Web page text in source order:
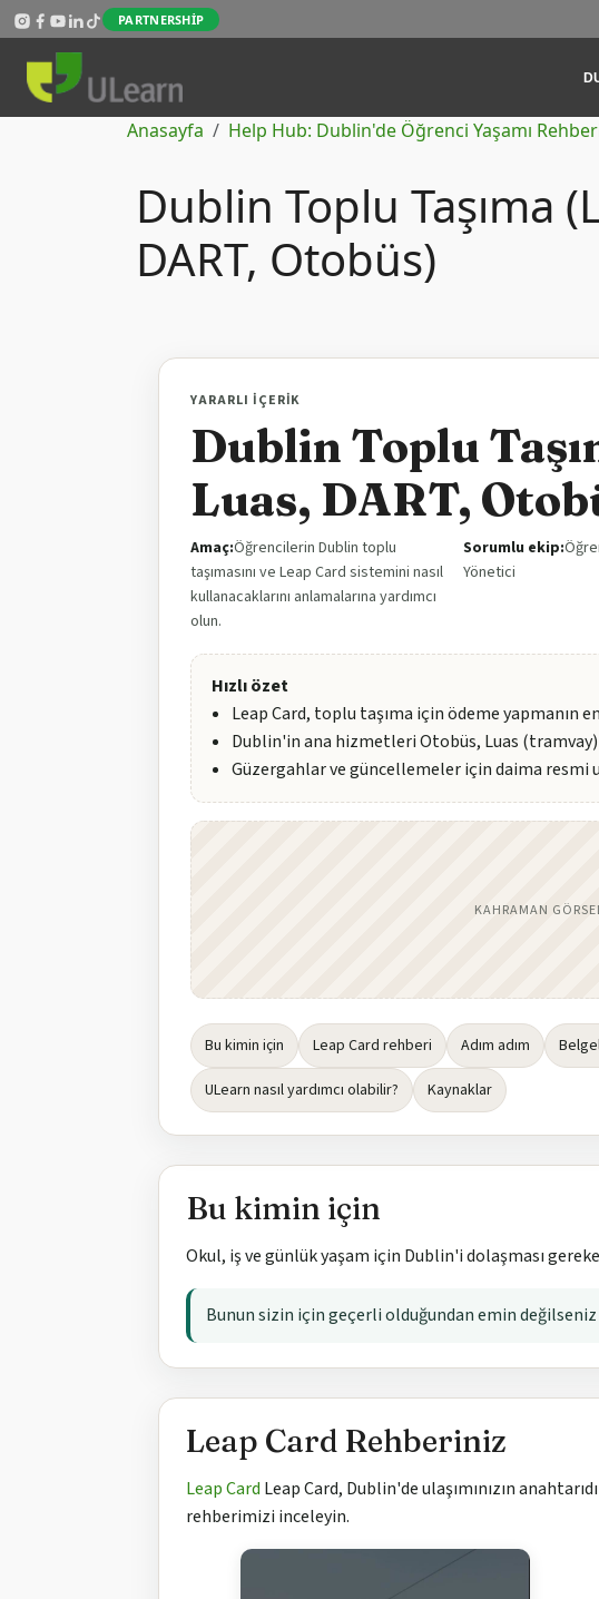
Skip to main content
PARTNERSHIP
Sayfa yolu
Anasayfa Help Hub: Dublin'de Öğrenci Yaşamı
Dublin Toplu Taşıma
DART, Otobüs)
YARARLI İÇERIK
Dublin Toplu
Luas, DART,
Amaç:Öğrencilerin Dublin toplu
taşımasını ve Leap Card sistemini nasıl
kullanacaklarını anlamalarına yardımcı
olun.
Sorumlu ekip:
Yönetici
Hızlı özet
Leap Card, toplu taşıma için ödeme yapmanın
Dublin'in ana hizmetleri Otobüs, Luas
Güzergahlar ve güncellemeler için daima
KAHRAMAN
Bu kimin için Leap Card rehberi Adım adım
ULearn nasıl yardımcı olabilir?
Kaynaklar
Bu kimin için
Okul, iş ve günlük yaşam için Dublin'i dolaşması
Bunun sizin için geçerli olduğundan emin
Leap Card Rehberiniz
Leap Card Leap Card, Dublin'de ulaşımınızın
rehberimizi inceleyin.